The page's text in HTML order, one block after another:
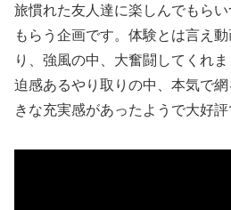
旅慣れた友人達に楽しんでもら
もらう企画です。体験とは言え
り、強風の中、大奮闘してくれ
迫感あるやり取りの中、本気で
きな充実感があったようで大好評